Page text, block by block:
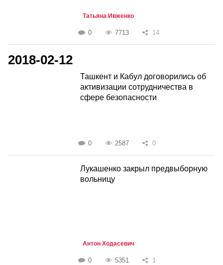
Татьяна Ивженко
0 7713 14
2018-02-12
Ташкент и Кабул договорились об
активизации сотрудничества в
сфере безопасности
0 2587 0
Лукашенко закрыл предвыборную
вольницу
Антон Ходасевич
0 5351 1